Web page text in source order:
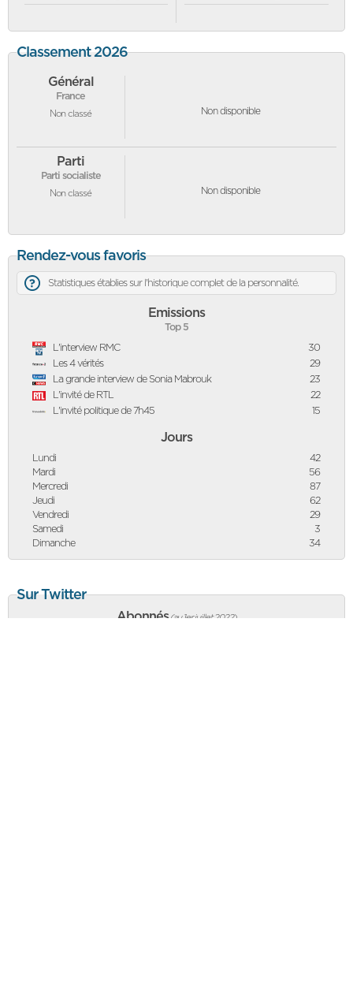
Classement 2026
Général
France
Non classé Non disponible
Parti
Parti socialiste
Non classé Non disponible
Rendez-vous favoris
Statistiques établies sur l'historique complet de la personnalité.
Emissions
Top 5
L'interview RMC
30
Les 4 vérités
29
La grande interview de Sonia Mabrouk
23
L'invité de RTL
22
L'invité politique de 7h45
15
Jours
Lundi
42
Mardi
56
Mercredi
87
Jeudi
62
Vendredi
29
Samedi
3
Dimanche
34
Sur Twitter
Abonnés (au 1er juillet 2022)